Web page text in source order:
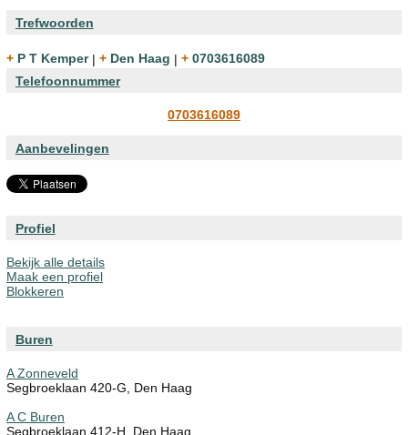
Trefwoorden
+ P T Kemper| + Den Haag |
+ 0703616089
Telefoonnummer
0703616089
Aanbevelingen
Profiel
Bekijk alle details
Maak een profiel
Blokkeren
Buren
A Zonneveld
Segbroeklaan 420-G, Den Haag
A C Buren
Segbroeklaan 412-H, Den Haag